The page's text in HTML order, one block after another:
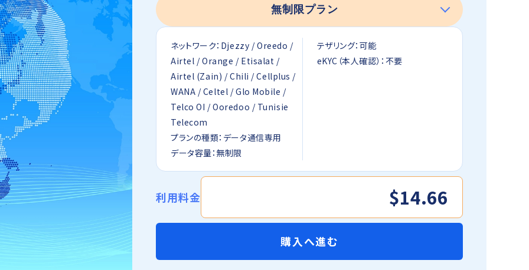
ネットワーク：Djezzy / Oreedo /
Airtel / Orange / Etisalat /
Airtel (Zain) / Chili / Cellplus /
WANA / Celtel / Glo Mobile /
Telco OI / Ooredoo / Tunisie
Telecom
プランの種類：データ通信専用
データ容量：無制限
テザリング：可能
eKYC（本人確認）：不要
利用料金 $14.66
購入へ進む